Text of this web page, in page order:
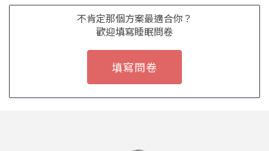
不肯定那個方案最適合你？
歡迎填寫睡眠問卷
填寫問卷